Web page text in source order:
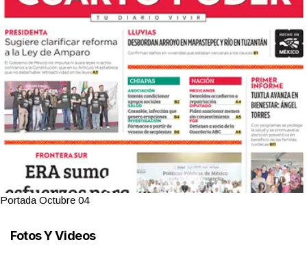
Portada Octubre 04
Fotos Y Videos